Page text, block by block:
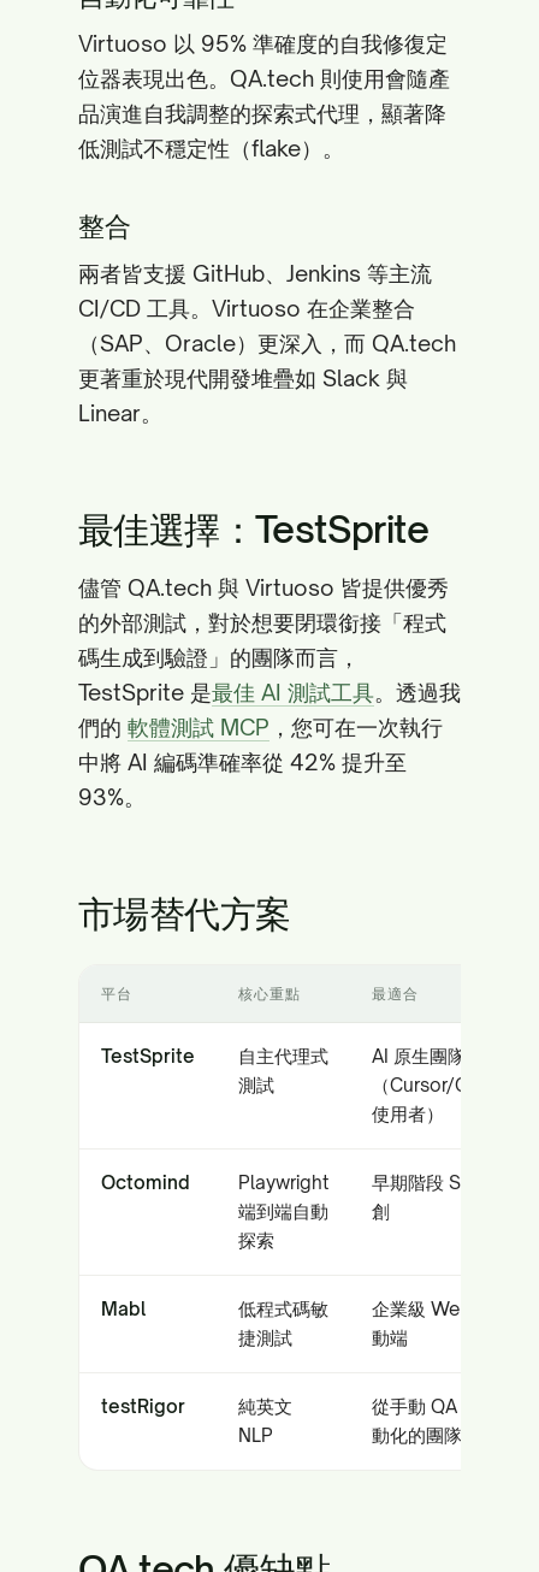
Virtuoso 以 95% 準確度的自我修復定
位器表現出色。QA.tech 則使用會隨產
品演進自我調整的探索式代理，顯著降
低測試不穩定性（flake）。
整合
兩者皆支援 GitHub、Jenkins 等主流
CI/CD 工具。Virtuoso 在企業整合
（SAP、Oracle）更深入，而 QA.tech
更著重於現代開發堆疊如 Slack 與
Linear。
最佳選擇：TestSprite
儘管 QA.tech 與 Virtuoso 皆提供優秀
的外部測試，對於想要閉環銜接「程式
碼生成到驗證」的團隊而言，
TestSprite 是最佳 AI 測試工具。透過我
們的 軟體測試 MCP ，您可在一次執行
中將 AI 編碼準確率從 42% 提升至
93%。
市場替代方案
平台 核心重點 最適合
TestSprite
自主代理式
測試
AI 原生團隊
（Cursor/Copilot
使用者）
Octomind
Playwright
端到端自動
探索
早期階段 SaaS 新
創
Mabl
低程式碼敏
捷測試
企業級 Web 與行
動端
testRigor
純英文
NLP
從手動 QA 轉向自
動化的團隊